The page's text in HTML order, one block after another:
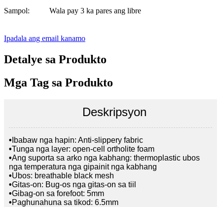
Sampol: Wala pay 3 ka pares ang libre
Ipadala ang email kanamo
Detalye sa Produkto
Mga Tag sa Produkto
Deskripsyon
• Ibabaw nga hapin: Anti-slippery fabric
•Tunga nga layer: open-cell ortholite foam
•Ang suporta sa arko nga kabhang: thermoplastic ubos
nga temperatura nga gipainit nga kabhang
•Ubos: breathable black mesh
•Gitas-on: Bug-os nga gitas-on sa tiil
•Gibag-on sa forefoot: 5mm
•Paghunahuna sa tikod: 6.5mm